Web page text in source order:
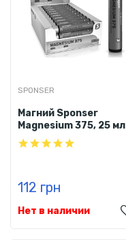
SPONSER
Магний Sponser
Magnesium 375, 25 мл
112 грн
Нет в наличии